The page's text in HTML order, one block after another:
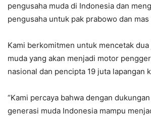
pengusaha muda di Indonesia dan
pengusaha untuk pak prabowo dan mas
Kami berkomitmen untuk mencetak
muda yang akan menjadi motor
nasional dan pencipta 19 juta lapangan
“Kami percaya bahwa dengan
generasi muda Indonesia mampu